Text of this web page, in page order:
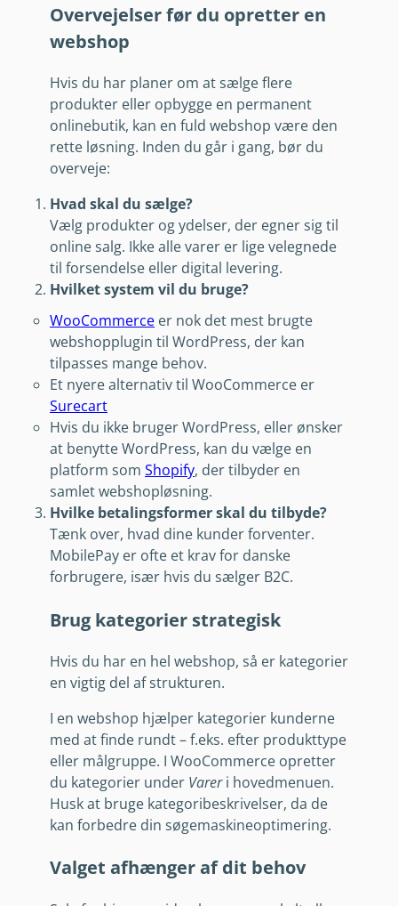
Overvejelser før du opretter en
webshop
Hvis du har planer om at sælge flere
produkter eller opbygge en permanent
onlinebutik, kan en fuld webshop være den
rette løsning. Inden du går i gang, bør du
overveje:
Hvad skal du sælge?
Vælg produkter og ydelser, der egner sig til
online salg. Ikke alle varer er lige velegnede
til forsendelse eller digital levering.
Hvilket system vil du bruge?
WooCommerce er nok det mest brugte
webshopplugin til WordPress, der kan
tilpasses mange behov.
Et nyere alternativ til WooCommerce er
Surecart
Hvis du ikke bruger WordPress, eller ønsker
at benytte WordPress, kan du vælge en
platform som Shopify, der tilbyder en
samlet webshopløsning.
Hvilke betalingsformer skal du tilbyde?
Tænk over, hvad dine kunder forventer.
MobilePay er ofte et krav for danske
forbrugere, især hvis du sælger B2C.
Brug kategorier strategisk
Hvis du har en hel webshop, så er kategorier
en vigtig del af strukturen.
I en webshop hjælper kategorier kunderne
med at finde rundt – f.eks. efter produkttype
eller målgruppe. I WooCommerce opretter
du kategorier under Vareri hovedmenuen.
Husk at bruge kategoribeskrivelser, da de
kan forbedre din søgemaskineoptimering.
Valget afhænger af dit behov